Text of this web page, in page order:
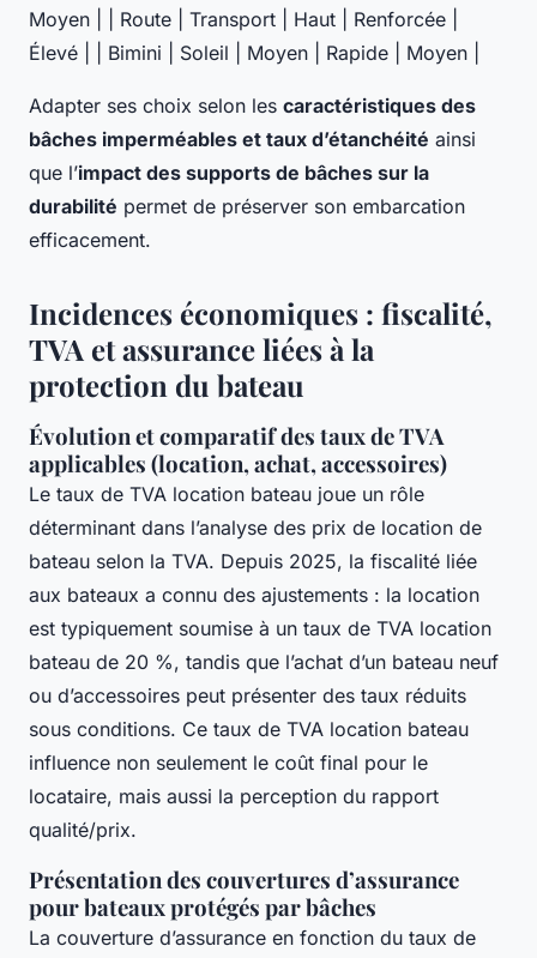
Moyen | | Route | Transport | Haut | Renforcée |
Élevé | | Bimini | Soleil | Moyen | Rapide | Moyen |
Adapter ses choix selon les caractéristiques des
bâches imperméables et taux d’étanchéité ainsi
que l’impact des supports de bâches sur la
durabilité permet de préserver son embarcation
efficacement.
Incidences économiques : fiscalité,
TVA et assurance liées à la
protection du bateau
Évolution et comparatif des taux de TVA
applicables (location, achat, accessoires)
Le taux de TVA location bateau joue un rôle
déterminant dans l’analyse des prix de location de
bateau selon la TVA. Depuis 2025, la fiscalité liée
aux bateaux a connu des ajustements : la location
est typiquement soumise à un taux de TVA location
bateau de 20 %, tandis que l’achat d’un bateau neuf
ou d’accessoires peut présenter des taux réduits
sous conditions. Ce taux de TVA location bateau
influence non seulement le coût final pour le
locataire, mais aussi la perception du rapport
qualité/prix.
Présentation des couvertures d’assurance
pour bateaux protégés par bâches
La couverture d’assurance en fonction du taux de